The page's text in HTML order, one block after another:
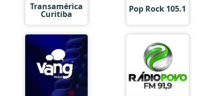
Transamérica
Curitiba Pop Rock 105.1